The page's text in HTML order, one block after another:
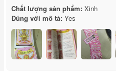
Chất lượng sản phẩm: Xinh
Đúng với mô tả: Yes